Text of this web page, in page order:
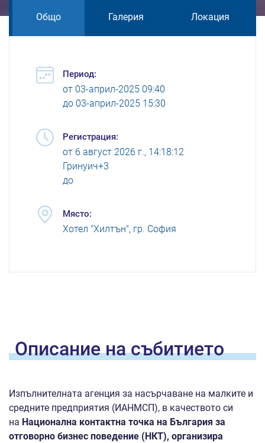
Общо Галерия Локация
Период:
от 03-април-2025 09:40
до 03-април-2025 15:30
Регистрация:
от 6 август 2026 г., 14:18:12
Гринуич+3
до
Място:
Хотел "Хилтън", гр. София
Oписание насъбитието
Изпълнителната агенция за насърчаване на малките и
средните предприятия (ИАНМСП), в качеството си
на Национална контактна точка на България за
отговорно бизнес поведение (НКТ), организира